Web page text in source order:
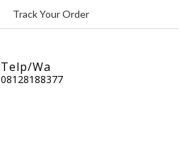
Track Your Order
Telp/Wa
08128188377